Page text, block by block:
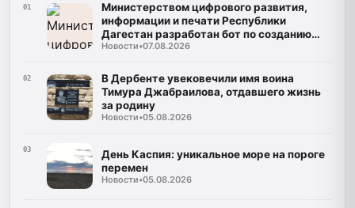
01
Министерством цифрового развития,
информации и печати Республики
Дагестан разработан бот по созданию
корпусов национальных языков народов
Новости•07.08.2026
02
В Дербенте увековечили имя воина
Тимура Джабраилова, отдавшего жизнь
за родину
Новости•05.08.2026
03
День Каспия: уникальное море на пороге
перемен
Новости•05.08.2026